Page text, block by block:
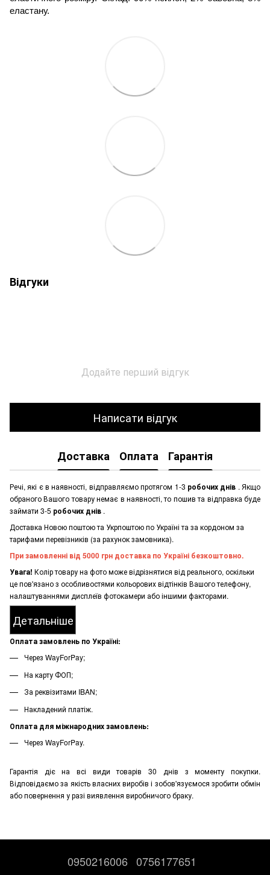
еластану.
Відгуки
Додайте перший відгук
Написати відгук
Доставка Оплата Гарантія
Речі, які є в наявності, відправляємо протягом 1-3 робочих днів . Якщо
обраного Вашого товару немає в наявності, то пошив та відправка буде
займати 3-5 робочих днів .
Доставка Новою поштою та Укрпоштою по Україні та за кордоном за
тарифами перевізників (за рахунок замовника).
При замовленні від 5000 грн доставка по Україні безкоштовно.
Увага! Колір товару на фото може відрізнятися від реального, оскільки
це пов'язано з особливостями кольорових відтінків Вашого телефону,
налаштуваннями дисплеїв фотокамери або іншими факторами.
Детальніше
Оплата замовлень по Україні:
Через WayForPay;
На карту ФОП;
За реквізитами IBAN;
Накладений платіж.
Оплата для міжнародних замовлень:
Через WayForPay.
Гарантія діє на всі види товарів 30 днів з моменту покупки.
Відповідаємо за якість власних виробів і зобов'язуємося зробити обмін
або повернення у разі виявлення виробничого браку.
0950216006 0756177651